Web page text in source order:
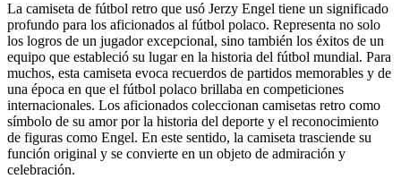
La camiseta de fútbol retro que usó Jerzy Engel tiene un significado
profundo para los aficionados al fútbol polaco. Representa no solo
los logros de un jugador excepcional, sino también los éxitos de un
equipo que estableció su lugar en la historia del fútbol mundial. Para
muchos, esta camiseta evoca recuerdos de partidos memorables y de
una época en que el fútbol polaco brillaba en competiciones
internacionales. Los aficionados coleccionan camisetas retro como
símbolo de su amor por la historia del deporte y el reconocimiento
de figuras como Engel. En este sentido, la camiseta trasciende su
función original y se convierte en un objeto de admiración y
celebración.